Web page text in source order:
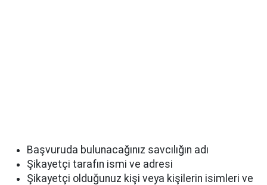
Başvuruda bulunacağınız savcılığın adı
Şikayetçi tarafın ismi ve adresi
Şikayetçi olduğunuz kişi veya kişilerin isimleri ve